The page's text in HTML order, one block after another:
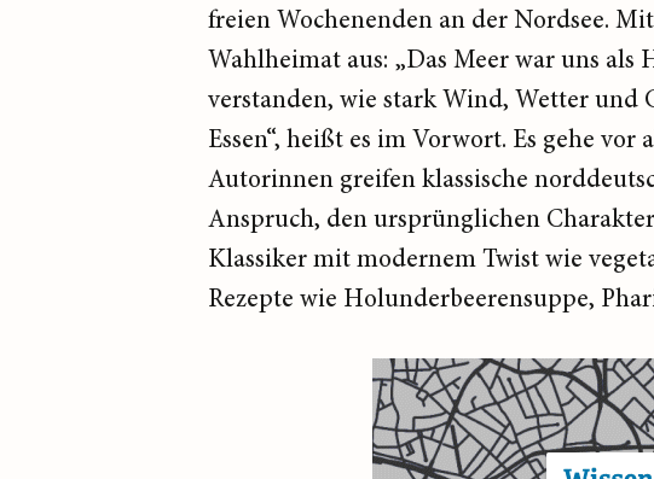
freien Wochenenden an der Nordsee.
Wahlheimat aus: „Das Meer war uns
verstanden, wie stark Wind, Wetter und
Essen“, heißt es im Vorwort. Es gehe
Autorinnen greifen klassische
Anspruch, den ursprünglichen
Klassiker mit modernem Twist wie
Rezepte wie Holunderbeerensuppe,